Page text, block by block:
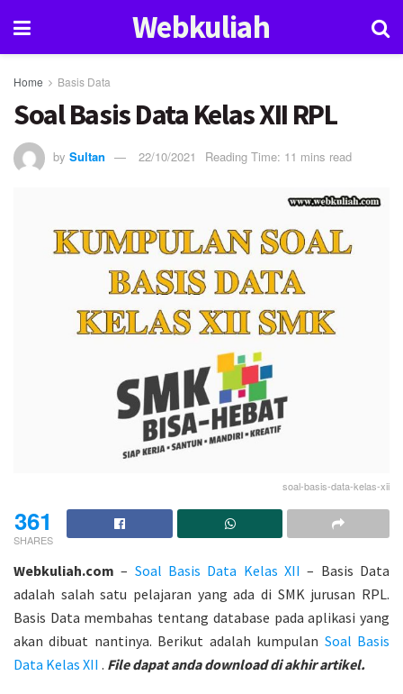
Webkuliah
Home Basis Data
Soal Basis Data Kelas XII RPL
by Sultan 22/10/2021 Reading Time: 11 mins read
soal-basis-data-kelas-xii
361
SHARES
Webkuliah.com – Soal Basis Data Kelas XII – Basis Data
adalah salah satu pelajaran yang ada di SMK jurusan RPL.
Basis Data membahas tentang database pada aplikasi yang
akan dibuat nantinya. Berikut adalah kumpulan Soal Basis
Data Kelas XII . File dapat anda download di akhir artikel.